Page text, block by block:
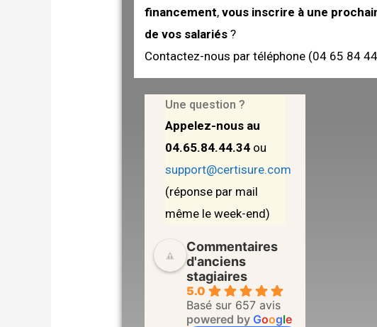
financement,vous inscrire à une
de vos salariés ?
Contactez-nous par téléphone (04 65 84
Une question ?
Appelez-nous au
04.65.84.44.34 ou
support@certisure.com
(réponse par mail
même le week-end)
Commentaires
d'anciens
stagiaires
5.0
Basé sur 657 avis
powered by Google